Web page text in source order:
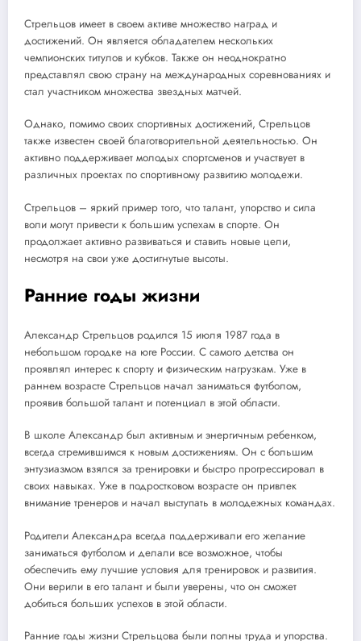
Стрельцов имеет в своем активе множество наград и
достижений. Он является обладателем нескольких
чемпионских титулов и кубков. Также он неоднократно
представлял свою страну на международных соревнованиях и
стал участником множества звездных матчей.
Однако, помимо своих спортивных достижений, Стрельцов
также известен своей благотворительной деятельностью. Он
активно поддерживает молодых спортсменов и участвует в
различных проектах по спортивному развитию молодежи.
Стрельцов – яркий пример того, что талант, упорство и сила
воли могут привести к большим успехам в спорте. Он
продолжает активно развиваться и ставить новые цели,
несмотря на свои уже достигнутые высоты.
Ранние годы жизни
Александр Стрельцов родился 15 июля 1987 года в
небольшом городке на юге России. С самого детства он
проявлял интерес к спорту и физическим нагрузкам. Уже в
раннем возрасте Стрельцов начал заниматься футболом,
проявив большой талант и потенциал в этой области.
В школе Александр был активным и энергичным ребенком,
всегда стремившимся к новым достижениям. Он с большим
энтузиазмом взялся за тренировки и быстро прогрессировал в
своих навыках. Уже в подростковом возрасте он привлек
внимание тренеров и начал выступать в молодежных командах.
Родители Александра всегда поддерживали его желание
заниматься футболом и делали все возможное, чтобы
обеспечить ему лучшие условия для тренировок и развития.
Они верили в его талант и были уверены, что он сможет
добиться больших успехов в этой области.
Ранние годы жизни Стрельцова были полны труда и упорства.